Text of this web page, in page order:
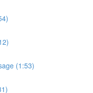
(1:53)